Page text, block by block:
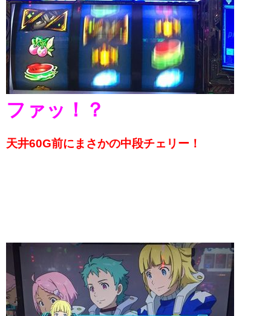
ファッ！？
天井60G前にまさかの中段チェリー！